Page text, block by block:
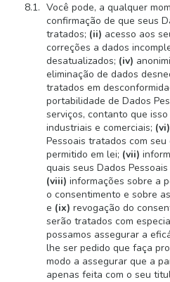
Você pode, a qualquer
confirmação de que seus
tratados; (ii) acesso aos
correções a dados
desatualizados; (iv)
eliminação de dados
tratados em
portabilidade de Dados
serviços, contanto que
industriais e comerciais; (vi)
Pessoais tratados com
permitido em lei; (vii)
quais seus Dados
(viii) informações sobre a
o consentimento e sobre
e (ix) revogação do
serão tratados com
possamos assegurar a
lhe ser pedido que faça
modo a assegurar que a
apenas feita com o seu